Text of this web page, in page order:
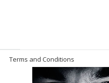
Terms and Conditions